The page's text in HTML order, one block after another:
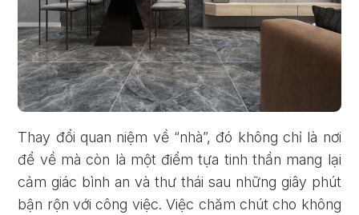
Thay đổi quan niệm về “nhà”, đó không chỉ là nơi
để về mà còn là một điểm tựa tinh thần mang lại
cảm giác bình an và thư thái sau những giây phút
bận rộn với công việc. Việc chăm chút cho không